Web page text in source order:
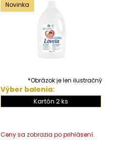
Novinka
*Obrázok je len ilustračný
Výber balenia:
Kartón 2 ks